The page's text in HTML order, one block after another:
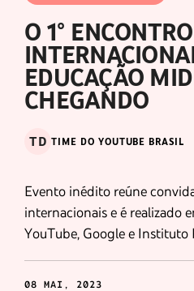
O 1° ENCONTRO
EDUCAÇÃO
CHEGANDO
TD TIME DO YOUTUBE BRASIL
Evento inédito reúne
internacionais e é realizado em parceria
YouTube, Google e Instituto
08 MAI, 2023